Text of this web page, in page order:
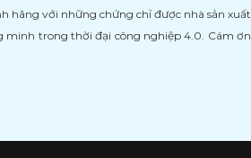
hãng với những chứng chỉ được nhà sản xuất
minh trong thời đại công nghiệp 4.0. Cám ơn